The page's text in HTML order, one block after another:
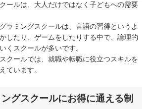
ールは、大人だけではなく子どもへの需要
ラミングスクールは、言語の習得というよ
したり、ゲームをしたりする中で、論理的
くスクールが多いです。
クールでは、就職や転職に役立つスキルを
ています。
グスクールにお得に通える制